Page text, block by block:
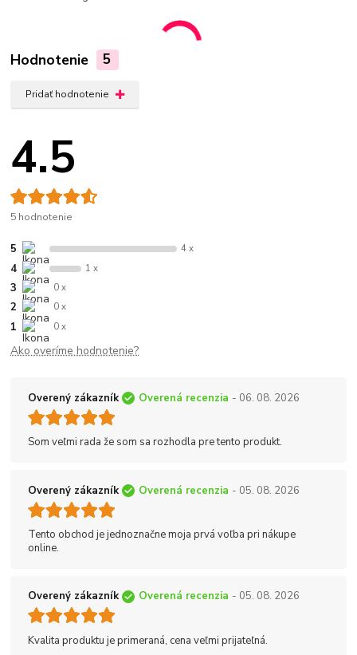
Hodnotenie 5
Pridať hodnotenie
4.5
5 hodnotenie
5 4 x
4 1 x
3 0 x
2 0 x
1 0 x
Ako overíme hodnotenie?
Overený zákazník Overená recenzia - 06. 08. 2026
Som veľmi rada že som sa rozhodla pre tento produkt.
Overený zákazník Overená recenzia - 05. 08. 2026
Tento obchod je jednoznačne moja prvá voľba pri nákupe
online.
Overený zákazník Overená recenzia - 05. 08. 2026
Kvalita produktu je primeraná, cena veľmi prijateľná.